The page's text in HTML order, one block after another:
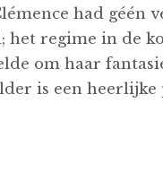
had géén
regime in de
om haar
is een